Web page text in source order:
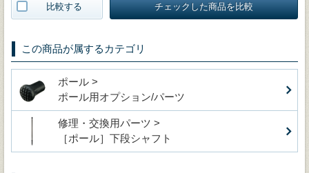
比較する チェックした商品を比較
この商品が属するカテゴリ
ポール >
ポール用オプション/パーツ
修理・交換用パーツ >
［ポール］下段シャフト